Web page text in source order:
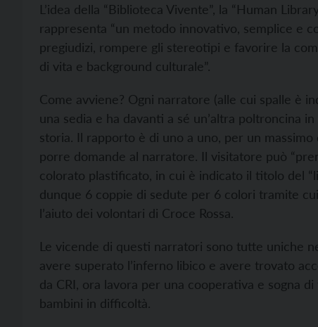
L’idea della “Biblioteca Vivente”, la “Human
rappresenta “un metodo innovativo, semplice e
pregiudizi, rompere gli stereotipi e favorire la
di vita e background culturale”.
Come avviene? Ogni narratore (alle cui spalle è
una sedia e ha davanti a sé un’altra poltroncina
storia. Il rapporto è di uno a uno, per un massimo
porre domande al narratore. Il visitatore può
colorato plastificato, in cui è indicato il titolo del
dunque 6 coppie di sedute per 6 colori tramite
l’aiuto dei volontari di Croce Rossa.
Le vicende di questi narratori sono tutte uniche
avere superato l’inferno libico e avere trovato
da CRI, ora lavora per una cooperativa e sogna
bambini in difficoltà.